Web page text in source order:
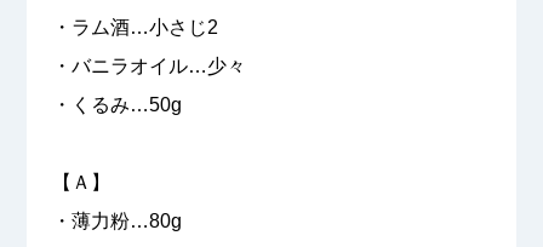
・ラム酒…小さじ2
・バニラオイル…少々
・くるみ…50g
【Ａ】
・薄力粉…80g